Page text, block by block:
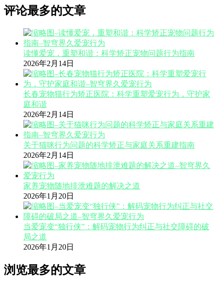
评论最多的文章
读懂爱宠，重塑和谐：科学矫正宠物问题行为指南
2026年2月14日
长春宠物猫行为矫正医院：科学重塑爱宠行为，守护家
庭和谐
2026年2月14日
关于猫咪行为问题的科学矫正与家庭关系重建指南
2026年2月14日
家养宠物随地排泄难题的解决之道
2026年1月20日
当爱宠变“独行侠”：解码宠物行为纠正与社交障碍的破
局之道
2026年1月20日
浏览最多的文章